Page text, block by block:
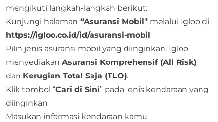
mengikuti langkah-langkah berikut:
Kunjungi halaman “Asuransi Mobil” melalui Igloo di
https://igloo.co.id/id/asuransi-mobil
Pilih jenis asuransi mobil yang diinginkan. Igloo
menyediakan Asuransi Komprehensif (All Risk)
dan Kerugian Total Saja (TLO).
Klik tombol “Cari di Sini” pada jenis kendaraan yang
diinginkan
Masukan informasi kendaraan kamu